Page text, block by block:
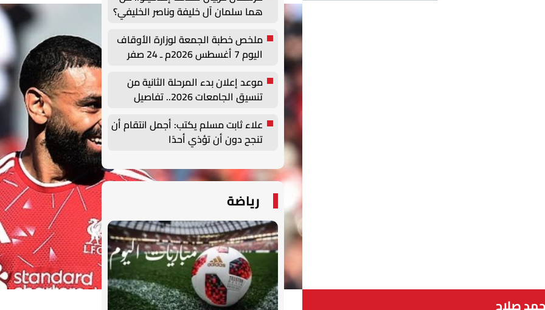
صلاح
هما سلمان آل خليفة وناصر الخليفي؟
ملخص خطبة الجمعة لوزارة الأوقاف
اليوم 7 أغسطس 2026م ـ 24 صفر
موعد إعلان بدء المرحلة الثانية من
تنسيق الجامعات 2026.. تفاصيل
علاء ثابت مسلم يكتب: أجمل انتقام أن
تنجح دون أن تؤذي أحدًا
رياضة